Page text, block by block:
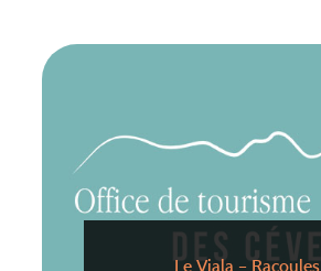
Le Viala – Racoules